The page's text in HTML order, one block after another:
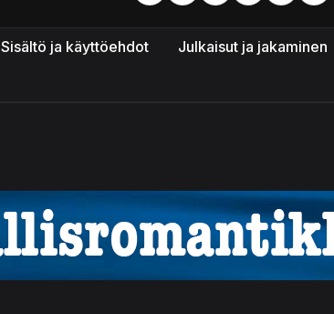
Sisältö ja käyttöehdot Julkaisut ja jakaminen